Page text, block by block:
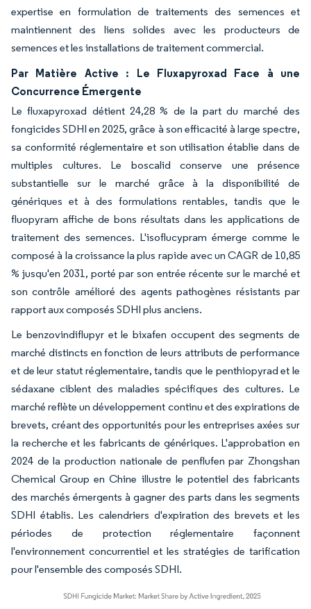
expertise en formulation de traitements des semences et
maintiennent des liens solides avec les producteurs de
semences et les installations de traitement commercial.
Par Matière Active : Le Fluxapyroxad Face à une
Concurrence Émergente
Le fluxapyroxad détient 24,28 % de la part du marché des
fongicides SDHI en 2025, grâce à son efficacité à large spectre,
sa conformité réglementaire et son utilisation établie dans de
multiples cultures. Le boscalid conserve une présence
substantielle sur le marché grâce à la disponibilité de
génériques et à des formulations rentables, tandis que le
fluopyram affiche de bons résultats dans les applications de
traitement des semences. L'isoflucypram émerge comme le
composé à la croissance la plus rapide avec un CAGR de 10,85
% jusqu'en 2031, porté par son entrée récente sur le marché et
son contrôle amélioré des agents pathogènes résistants par
rapport aux composés SDHI plus anciens.
Le benzovindiflupyr et le bixafen occupent des segments de
marché distincts en fonction de leurs attributs de performance
et de leur statut réglementaire, tandis que le penthiopyrad et le
sédaxane ciblent des maladies spécifiques des cultures. Le
marché reflète un développement continu et des expirations de
brevets, créant des opportunités pour les entreprises axées sur
la recherche et les fabricants de génériques. L'approbation en
2024 de la production nationale de penflufen par Zhongshan
Chemical Group en Chine illustre le potentiel des fabricants
des marchés émergents à gagner des parts dans les segments
SDHI établis. Les calendriers d'expiration des brevets et les
périodes de protection réglementaire façonnent
l'environnement concurrentiel et les stratégies de tarification
pour l'ensemble des composés SDHI.